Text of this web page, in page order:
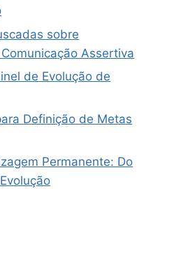
sobre
Assertiva
de Evolução de
Definição de Metas
Permanente: Do